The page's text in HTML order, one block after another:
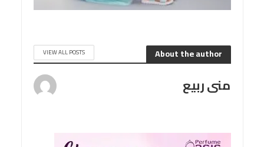
About the author
VIEW ALL POSTS
منى ربيع